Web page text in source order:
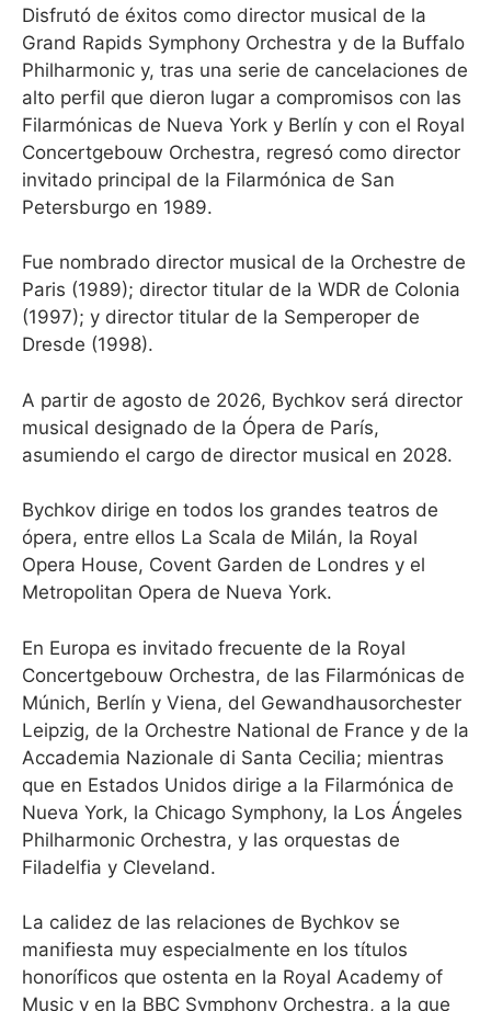
Disfrutó de éxitos como director musical de la
Grand Rapids Symphony Orchestra y de la Buffalo
Philharmonic y, tras una serie de cancelaciones de
alto perfil que dieron lugar a compromisos con las
Filarmónicas de Nueva York y Berlín y con el Royal
Concertgebouw Orchestra, regresó como director
invitado principal de la Filarmónica de San
Petersburgo en 1989.
Fue nombrado director musical de la Orchestre de
Paris (1989); director titular de la WDR de Colonia
(1997); y director titular de la Semperoper de
Dresde (1998).
A partir de agosto de 2026, Bychkov será director
musical designado de la Ópera de París,
asumiendo el cargo de director musical en 2028.
Bychkov dirige en todos los grandes teatros de
ópera, entre ellos La Scala de Milán, la Royal
Opera House, Covent Garden de Londres y el
Metropolitan Opera de Nueva York.
En Europa es invitado frecuente de la Royal
Concertgebouw Orchestra, de las Filarmónicas de
Múnich, Berlín y Viena, del Gewandhausorchester
Leipzig, de la Orchestre National de France y de la
Accademia Nazionale di Santa Cecilia; mientras
que en Estados Unidos dirige a la Filarmónica de
Nueva York, la Chicago Symphony, la Los Ángeles
Philharmonic Orchestra, y las orquestas de
Filadelfia y Cleveland.
La calidez de las relaciones de Bychkov se
manifiesta muy especialmente en los títulos
honoríficos que ostenta en la Royal Academy of
Music y en la BBC Symphony Orchestra, a la que